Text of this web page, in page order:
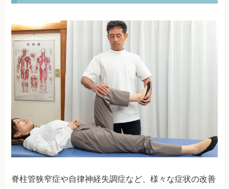
脊柱管狭窄症や自律神経失調症など、様々な症状の改善